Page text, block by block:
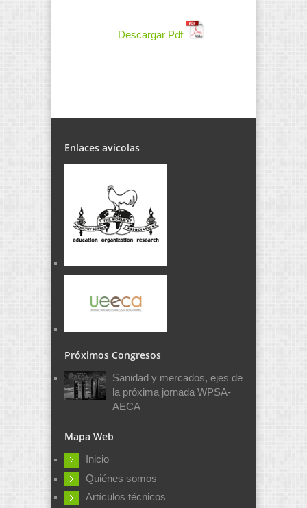
Descargar Pdf
Enlaces avícolas
Próximos Congresos
Sanidad y mercados, ejes de
la próxima jornada WPSA-
AECA
Mapa Web
Inicio
Quiénes somos
Artículos técnicos